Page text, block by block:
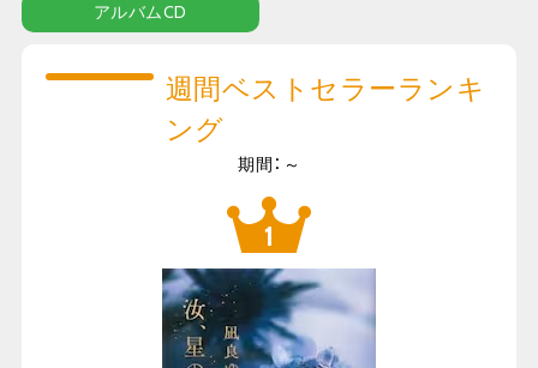
アルバムCD
週間ベストセラーランキ
ング
期間：～